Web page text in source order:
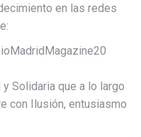
en las redes
Solidaria que a lo largo
con Ilusión, entusiasmo